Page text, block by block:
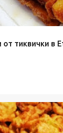
от тиквички в